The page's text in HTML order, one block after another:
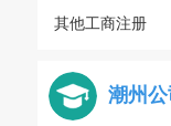
其他工商注册
潮州